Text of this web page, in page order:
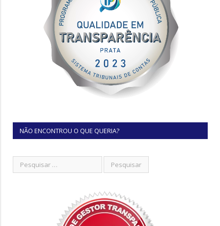
NÃO ENCONTROU O QUE QUERIA?